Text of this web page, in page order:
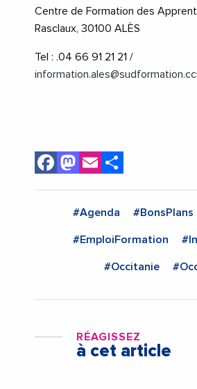
Centre de Formation des
Rasclaux, 30100 ALÈS
Tel : .04 66 91 21 21 /
Facebook
Mastodon
Email
#Agenda #BonsPlans
#EmploiFormation
#Occitanie
RÉAGISSEZ
à cet article